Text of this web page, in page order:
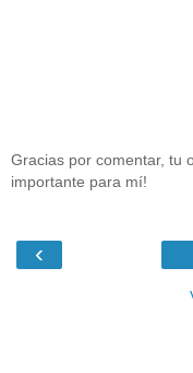
Gracias por comentar, tu
importante para mí!
‹